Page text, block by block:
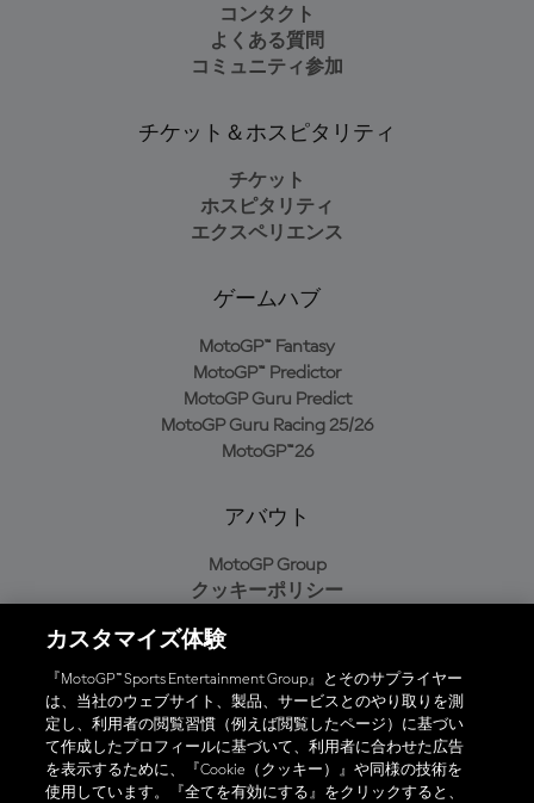
コンタクト
よくある質問
コミュニティ参加
チケット＆ホスピタリティ
チケット
ホスピタリティ
エクスペリエンス
ゲームハブ
MotoGP™ Fantasy
MotoGP™ Predictor
MotoGP Guru Predict
MotoGP Guru Racing 25/26
MotoGP™26
アバウト
MotoGP Group
クッキーポリシー
プライバシーポリシー
購入ポリシー
オフィシャルアプリ
カスタマイズ体験
『MotoGP™ Sports Entertainment Group』とそのサプライヤー
は、当社のウェブサイト、製品、サービスとのやり取りを測
定し、利用者の閲覧習慣（例えば閲覧したページ）に基づい
て作成したプロフィールに基づいて、利用者に合わせた広告
を表示するために、『Cookie（クッキー）』や同様の技術を
使用しています。『全てを有効にする』をクリックすると、